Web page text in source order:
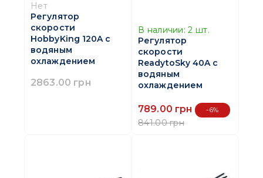
Нет
Регулятор
скорости
HobbyKing 120A с
водяным
охлаждением
2863.00 грн
В наличии: 2 шт.
Регулятор
скорости
ReadytoSky 40A с
водяным
охлаждением
789.00 грн -6%
841.00 грн